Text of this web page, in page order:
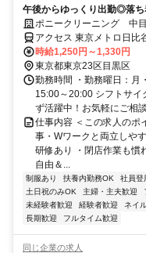
午後からゆっくり出勤◎落ち
ポニークリーニング 中
アクセス 東京メトロ日比
目黒東口2徒歩約3分 東京
2より徒歩3分
時給1,250円～1,330円
東京都東京23区目黒区
勤務時間 ・勤務曜日：月
15:00～20:00 シフトサイ
ず活躍中！お気軽にご相
仕事内容 ＜この求人のポ
事・Wワークと両立しや
研修あり ・閉店作業も慣
自由＆...
制服あり 扶養内勤務OK 社員登
土日祝のみOK
主婦・主夫歓迎
未経験者歓迎
経験者歓迎 ネイ
長期歓迎
フルタイム歓迎
同じ企業の求人